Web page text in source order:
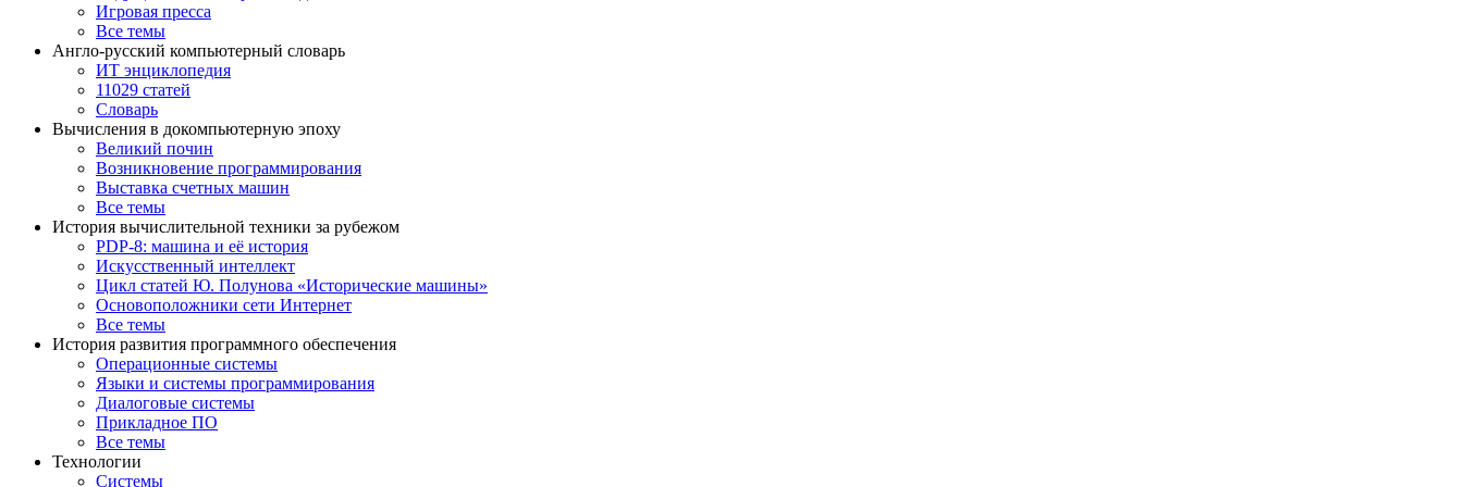
Игровая пресса
Все темы
Англо-русский компьютерный словарь
ИТ энциклопедия
11029 статей
Словарь
Вычисления в докомпьютерную эпоху
Великий почин
Возникновение программирования
Выставка счетных машин
Все темы
История вычислительной техники за рубежом
PDP-8: машина и её история
Искусственный интеллект
Цикл статей Ю. Полунова «Исторические машины»
Основоположники сети Интернет
Все темы
История развития программного обеспечения
Операционные системы
Языки и системы программирования
Диалоговые системы
Прикладное ПО
Все темы
Технологии
Системы